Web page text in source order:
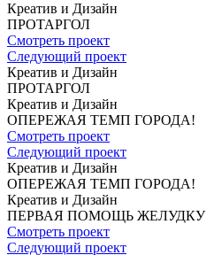
Креатив и Дизайн
ПРОТАРГОЛ
Смотреть проект
Следующий проект
Креатив и Дизайн
ПРОТАРГОЛ
Креатив и Дизайн
ОПЕРЕЖАЯ ТЕМП ГОРОДА!
Смотреть проект
Следующий проект
Креатив и Дизайн
ОПЕРЕЖАЯ ТЕМП ГОРОДА!
Креатив и Дизайн
ПЕРВАЯ ПОМОЩЬ ЖЕЛУДКУ
Смотреть проект
Следующий проект